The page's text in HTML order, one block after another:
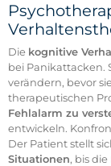
Die kognitive
bei Panikattacken.
verändern, bevor
therapeutischen
Fehlalarm zu
entwickeln.
Der Patient stellt
Situationen, bis